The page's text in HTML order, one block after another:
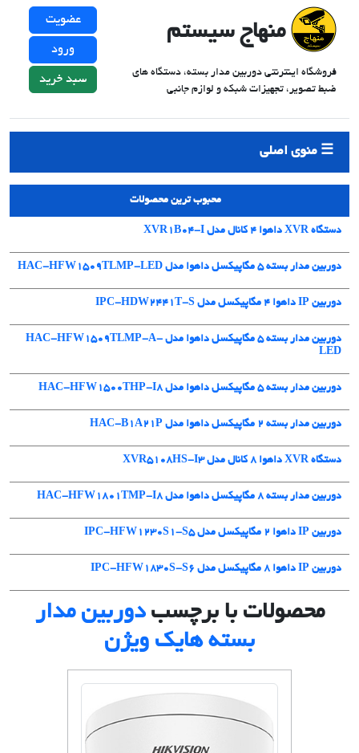
منهاج سیستم
عضویت
ورود
سبد خرید
فروشگاه اینترنتی دوربین مدار بسته، دستگاه های
ضبط تصویر، تجهیزات شبکه و لوازم جانبی
منوی اصلی
محبوب ترین محصولات
دستگاه XVR داهوا 4 کانال مدل XVR1B04-I
دوربین مدار بسته 5 مگاپیکسل داهوا مدل HAC-HFW1509TLMP-LED
دوربین IP داهوا 4 مگاپیکسل مدل IPC-HDW2441T-S
دوربین مدار بسته 5 مگاپیکسل داهوا مدل HAC-HFW1509TLMP-A-
LED
دوربین مدار بسته 5 مگاپیکسل داهوا مدل HAC-HFW1500THP-I8
دوربین مدار بسته ۲ مگاپیکسل داهوا مدل HAC-B1A21P
دستگاه XVR داهوا 8 کانال مدل XVR5108HS-I3
دوربین مدار بسته 8 مگاپیکسل داهوا مدل HAC-HFW1801TMP-I8
دوربین IP داهوا 2 مگاپیکسل مدل IPC-HFW1230S1-S5
دوربین IP داهوا 8 مگاپیکسل مدل IPC-HFW1830S-S6
محصولات با برچسبدوربین مدار
بسته هایک ویژن